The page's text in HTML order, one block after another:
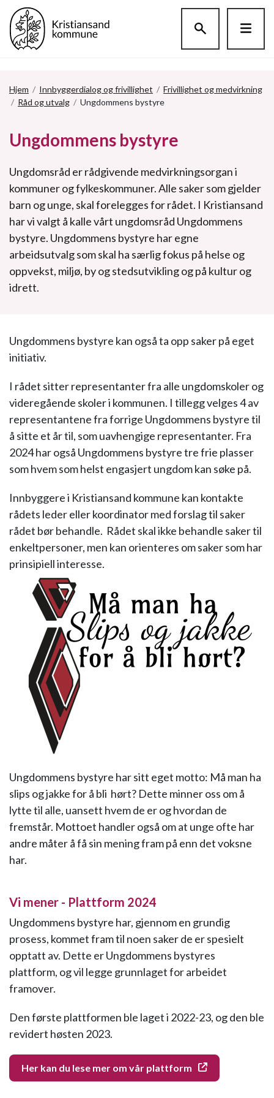
Hjem / Innbyggerdialog og frivillighet / Frivillighet og medvirkning
/ Råd og utvalg / Ungdommens bystyre
Ungdommens bystyre
Ungdomsråd er rådgivende medvirkningsorgan i
kommuner og fylkeskommuner. Alle saker som gjelder
barn og unge, skal forelegges for rådet. I Kristiansand
har vi valgt å kalle vårt ungdomsråd Ungdommens
bystyre. Ungdommens bystyre har egne
arbeidsutvalg som skal ha særlig fokus på helse og
oppvekst, miljø, by og stedsutvikling og på kultur og
idrett.
Ungdommens bystyre kan også ta opp saker på eget
initiativ.
I rådet sitter representanter fra alle ungdomskoler og
videregående skoler i kommunen. I tillegg velges 4 av
representantene fra forrige Ungdommens bystyre til
å sitte et år til, som uavhengige representanter. Fra
2024 har også Ungdommens bystyre tre frie plasser
som hvem som helst engasjert ungdom kan søke på.
Innbyggere i Kristiansand kommune kan kontakte
rådets leder eller koordinator med forslag til saker
rådet bør behandle. Rådet skal ikke behandle saker til
enkeltpersoner, men kan orienteres om saker som har
prinsipiell interesse.
Ungdommens bystyre har sitt eget motto: Må man ha
slips og jakke for å bli hørt? Dette minner oss om å
lytte til alle, uansett hvem de er og hvordan de
fremstår. Mottoet handler også om at unge ofte har
andre måter å få sin mening fram på enn det voksne
har.
Vi mener - Plattform 2024
Ungdommens bystyre har, gjennom en grundig
prosess, kommet fram til noen saker de er spesielt
opptatt av. Dette er Ungdommens bystyres
plattform, og vil legge grunnlaget for arbeidet
framover.
Den første plattformen ble laget i 2022-23, og den ble
revidert høsten 2023.
Her kan du lese mer om vår plattform